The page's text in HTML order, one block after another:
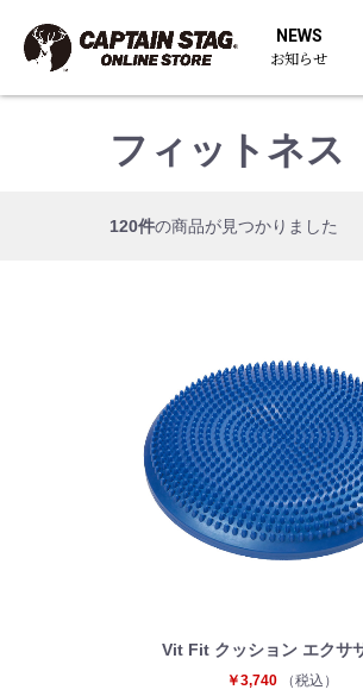
NEWS
お知らせ
フィットネス
120件の商品が見つかりました
Vit Fit クッション エクサ
￥3,740 （税込）